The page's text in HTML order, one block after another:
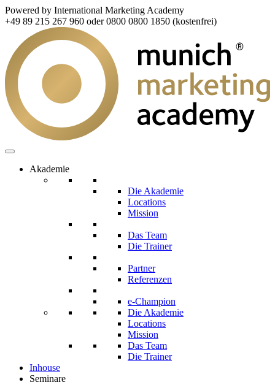
Powered by International Marketing Academy
+49 89 215 267 960 oder 0800 0800 1850 (kostenfrei)
Akademie
Die Akademie
Locations
Mission
Das Team
Die Trainer
Partner
Referenzen
e-Champion
Die Akademie
Locations
Mission
Das Team
Die Trainer
Inhouse
Seminare